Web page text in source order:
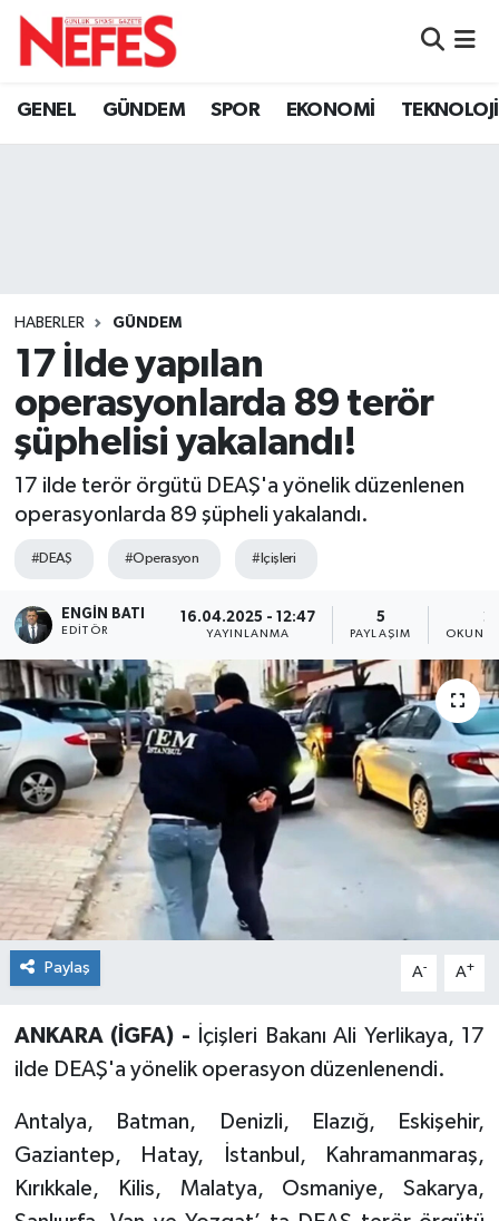
GENEL GÜNDEM SPOR EKONOMİ TEKNOLOJİ
HABERLER GÜNDEM
17 İlde yapılan
operasyonlarda 89 terör
şüphelisi yakalandı!
17 ilde terör örgütü DEAŞ'a yönelik düzenlenen
operasyonlarda 89 şüpheli yakalandı.
#DEAŞ #Operasyon #Içişleri
ENGIN BATI
EDITÖR
16.04.2025 - 12:47
YAYINLANMA
5
PAYLAŞIM
2
Paylaş A- A+
ANKARA (İGFA) -
İçişleri Bakanı Ali Yerlikaya, 17
ilde DEAŞ'a yönelik operasyon düzenlenendi.
Antalya, Batman, Denizli, Elazığ, Eskişehir,
Gaziantep, Hatay, İstanbul, Kahramanmaraş,
Kırıkkale, Kilis, Malatya, Osmaniye, Sakarya,
Hava Durumu
Süper Lig Puan Durumu ve Fikstür
Tüm Manşetler
Son Dakika Haberleri
Haber Arşivi